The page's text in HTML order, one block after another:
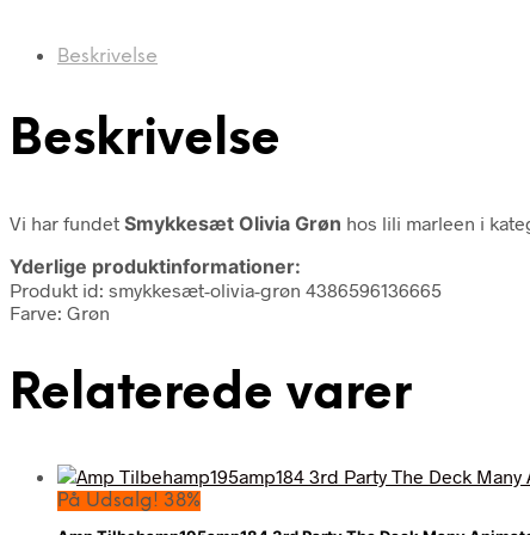
Beskrivelse
Beskrivelse
Vi har fundet Smykkesæt Olivia Grøn hos lili marleen i
Yderlige produktinformationer:
Produkt id: smykkesæt-olivia-grøn 4386596136665
Farve: Grøn
Relaterede varer
På Udsalg! 38%